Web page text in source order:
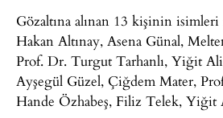
Gözaltına alınan 13 kişinin
Hakan Altınay, Asena Günal,
Prof. Dr. Turgut Tarhanlı, Yiğit Ali
Ayşegül Güzel, Çiğdem Mater,
Hande Özhabeş, Filiz Telek, Yiğit